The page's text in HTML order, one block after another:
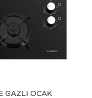
GAZLI OCAK